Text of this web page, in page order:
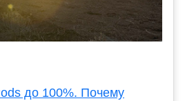
до 100%. Почему